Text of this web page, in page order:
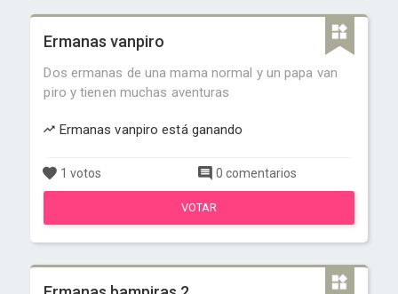
Ermanas vanpiro
Dos ermanas de una mama normal y un papa van
piro y tienen muchas aventuras
Ermanas vanpiro está ganando
1 votos 0 comentarios
VOTAR